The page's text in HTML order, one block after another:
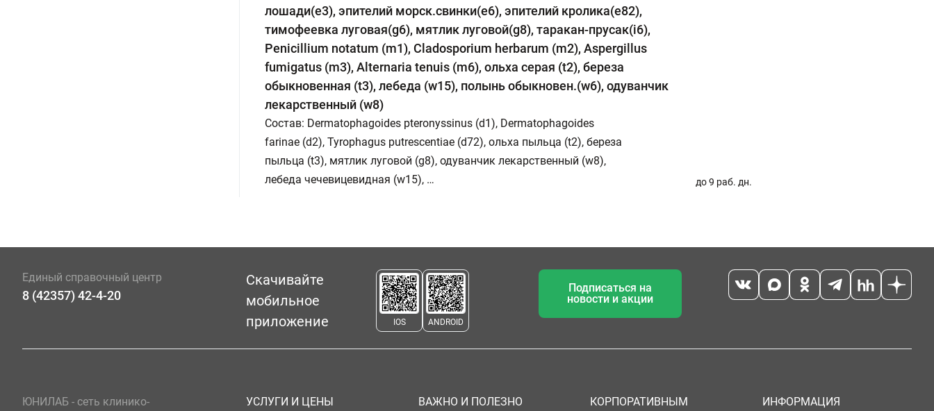
лошади(e3), эпителий морск.свинки(e6), эпителий кролика(e82),
тимофеевка луговая(g6), мятлик луговой(g8), таракан-прусак(i6),
Penicillium notatum (m1), Cladosporium herbarum (m2), Aspergillus
fumigatus (m3), Alternaria tenuis (m6), ольха серая (t2), береза
обыкновенная (t3), лебеда (w15), полынь обыкновен.(w6), одуванчик
лекарственный (w8)
Состав: Dermatophagoides pteronyssinus (d1), Dermatophagoides
farinae (d2), Tyrophagus putrescentiae (d72), ольха пыльца (t2), береза
пыльца (t3), мятлик луговой (g8), одуванчик лекарственный (w8),
лебеда чечевицевидная (w15), …
до 9 раб. дн.
Единый справочный центр
8 (42357) 42-4-20
Скачивайте
мобильное
приложение
IOS ANDROID
Подписаться на
новости и акции
ЮНИЛАБ - сеть клинико-
УСЛУГИ И ЦЕНЫ ВАЖНО И ПОЛЕЗНО
КОРПОРАТИВНЫМ
ИНФОРМАЦИЯ